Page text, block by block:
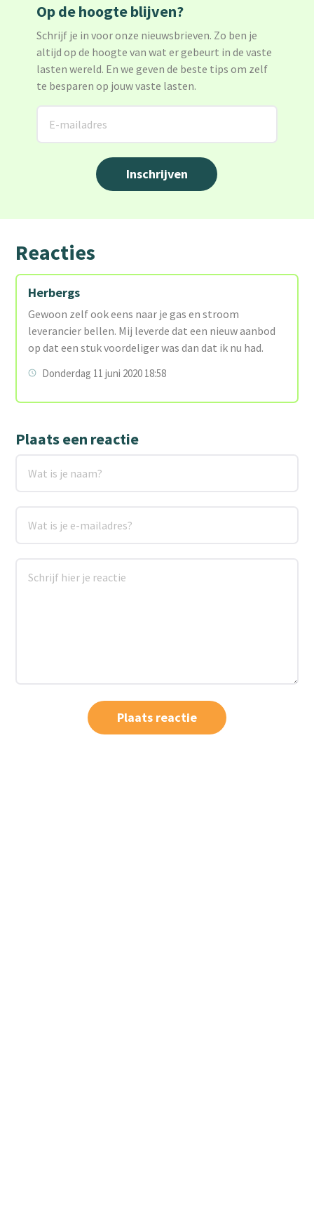
Op de hoogte blijven?
Schrijf je in voor onze nieuwsbrieven. Zo ben je
altijd op de hoogte van wat er gebeurt in de vaste
lasten wereld. En we geven de beste tips om zelf
te besparen op jouw vaste lasten.
Reacties
Herbergs
Gewoon zelf ook eens naar je gas en stroom
leverancier bellen. Mij leverde dat een nieuw aanbod
op dat een stuk voordeliger was dan dat ik nu had.
Donderdag 11 juni 2020 18:58
Plaats een reactie